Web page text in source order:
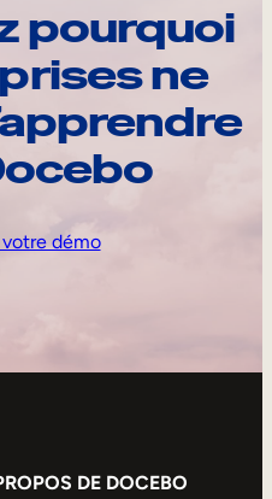
pourquoi
ne
démo
DE DOCEBO